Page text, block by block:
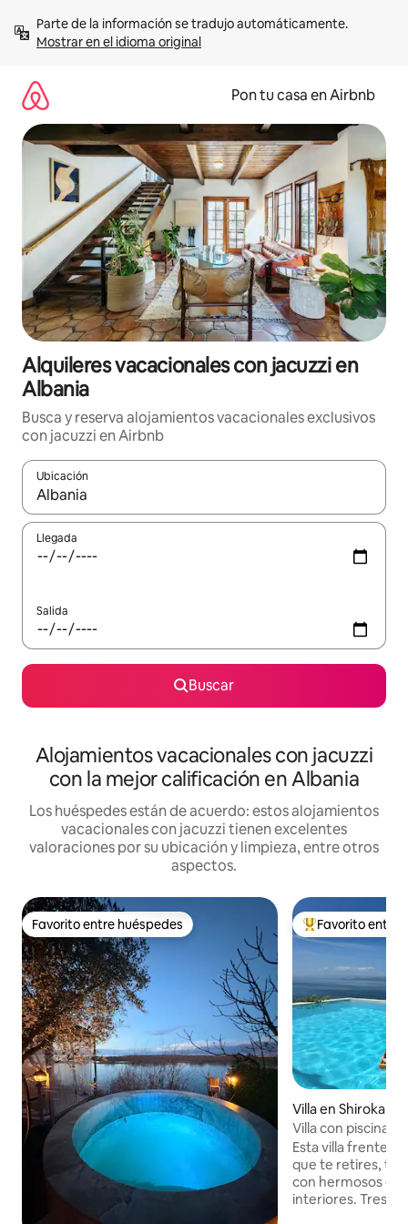
contenidoMostrar en el idioma original
Pon tu casa en Airbnb
Alquileres vacacionales con jacuzzi en
Albania
Busca y reserva alojamientos vacacionales exclusivos
con jacuzzi en Airbnb
Ubicación
Cuando los resultados estén disponibles, navega con las
Llegada
Salida
Buscar
Alojamientos vacacionales con jacuzzi
con la mejor calificación en Albania
Los huéspedes están de acuerdo: estos alojamientos
vacacionales con jacuzzi tienen excelentes
valoraciones por su ubicación y limpieza, entre otros
aspectos.
Favorito entre huéspedes
Favorito entre huéspedes Favorito entre
Favorito entre
Villa en Shiroka
Villa con piscina y
Lake Breeze
Esta villa frente al
que te retires, te
con hermosos
interiores. Tres